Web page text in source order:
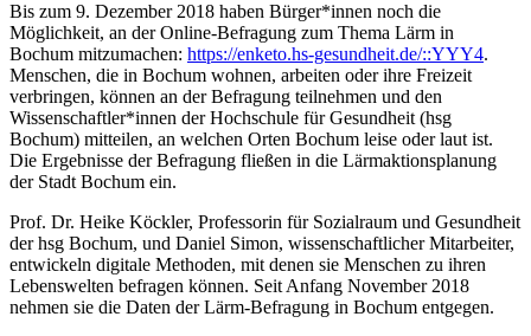
Bis zum 9. Dezember 2018 haben Bürger*innen noch die
Möglichkeit, an der Online-Befragung zum Thema Lärm in
Bochum mitzumachen: https://enketo.hs-gesundheit.de/::YYY4.
Menschen, die in Bochum wohnen, arbeiten oder ihre Freizeit
verbringen, können an der Befragung teilnehmen und den
Wissenschaftler*innen der Hochschule für Gesundheit (hsg
Bochum) mitteilen, an welchen Orten Bochum leise oder laut ist.
Die Ergebnisse der Befragung fließen in die Lärmaktionsplanung
der Stadt Bochum ein.
Prof. Dr. Heike Köckler, Professorin für Sozialraum und Gesundheit
der hsg Bochum, und Daniel Simon, wissenschaftlicher Mitarbeiter,
entwickeln digitale Methoden, mit denen sie Menschen zu ihren
Lebenswelten befragen können. Seit Anfang November 2018
nehmen sie die Daten der Lärm-Befragung in Bochum entgegen.